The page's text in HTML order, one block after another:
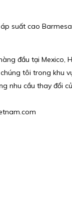
suất cao
đầu tại
tôi trong
nhu cầu thay đổi